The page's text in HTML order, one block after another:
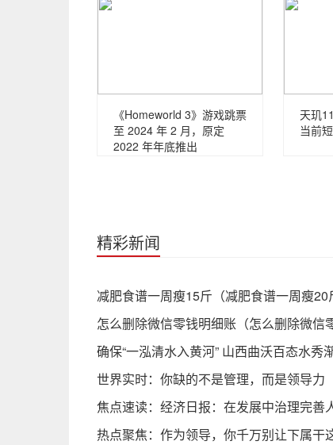
《Homeworld 3》游戏跳票
至 2024 年 2 月，原定
2022 年年底推出
天玑
当前
精彩新闻
减肥食谱一周瘦15斤（减肥食谱一周瘦20
怎么删除微信零钱明细账（怎么删除微信
确保“一泓清水入黄河” 山西曲沃百态水秀
世界实时：你缺的不是管理，而是领导力
焦点速读：经济日报：在发展中治理完善
热点聚焦：作为领导，你千万别让下属干